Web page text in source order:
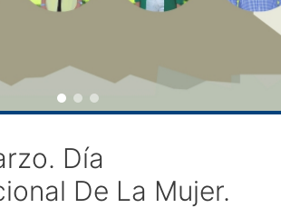
Día
De La Mujer.